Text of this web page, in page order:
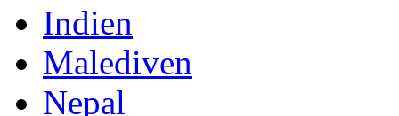
Indien
Malediven
Nepal